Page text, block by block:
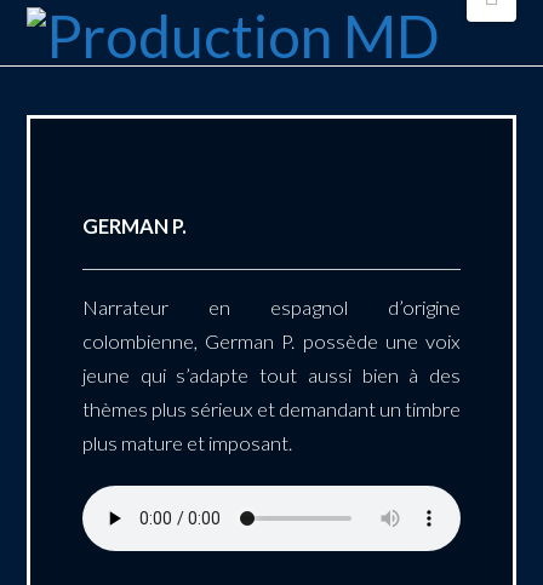
GERMAN P.
Narrateur en espagnol d’origine
colombienne, German P. possède une voix
jeune qui s’adapte tout aussi bien à des
thèmes plus sérieux et demandant un timbre
plus mature et imposant.